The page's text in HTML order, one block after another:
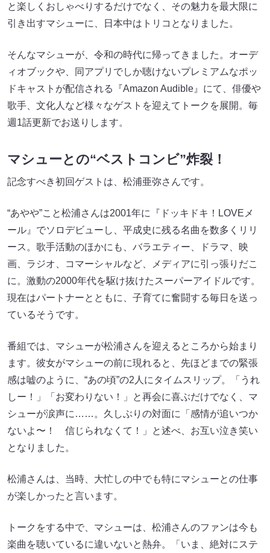
と楽しくおしゃべりするだけでなく、その魅力を最大限に
引き出すマシューに、日本中はトリコとなりました。
そんなマシューが、令和の時代に帰ってきました。オーデ
ィオブックや、同アプリでしか聴けないプレミアムなポッ
ドキャストが配信される『Amazon Audible』にて、俳優や
歌手、文化人など様々なゲストを迎えてトークを展開。毎
週1話更新でお送りします。
マシューとの“ベストコンビ”炸裂！
記念すべき初回ゲストは、松浦亜弥さんです。
“あやや”こと松浦さんは2001年に『ドッキドキ！LOVEメ
ール』でソロデビューし、平成史に残る名曲を数多くリリ
ース。歌手活動のほかにも、バラエティー、ドラマ、映
画、ラジオ、コマーシャルなど、メディアに引っ張りだこ
に。激動の2000年代を駆け抜けたスーパーアイドルです。
現在はパートナーとともに、子育てに奮闘する毎日を送っ
ているそうです。
番組では、マシューが松浦さんを迎えるところから始まり
ます。彼女がマシューの前に現れると、先ほどまでの緊張
感は嘘のように、“あの頃”の2人にタイムスリップ。「うれ
しー！」「お変わりない！」と再会に喜ぶだけでなく、マ
シューが涙声に……。久しぶりの対面に「感情が追いつか
ないよ〜！ 信じられなくて！」と述べ、お互い泣き笑い
となりました。
松浦さんは、当時、大忙しの中でも特にマシューとの仕事
が楽しかったと言います。
トークをする中で、マシューは、松浦さんのファンは今も
楽曲を聴いているに違いないと熱弁。「いま、絶対にステ